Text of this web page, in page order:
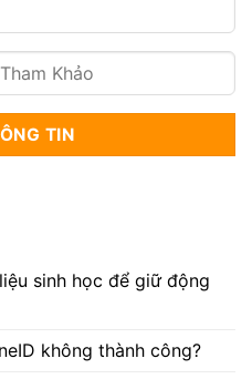
sinh học để giữ động
không thành công?